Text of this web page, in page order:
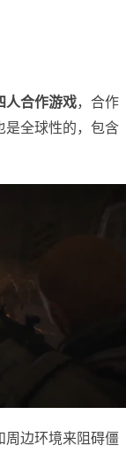
人合作游戏，合作
是全球性的，包含
周边环境来阻碍僵